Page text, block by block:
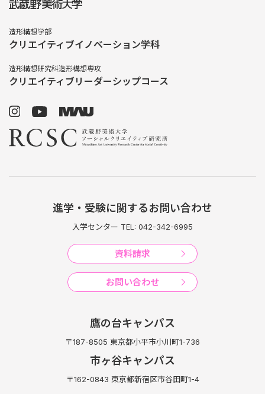
造形構想学部
クリエイティブイノベーション学科
造形構想研究科造形構想専攻
クリエイティブリーダーシップコース
進学・受験に関するお問い合わせ
入学センター TEL: 042-342-6995
資料請求
お問い合わせ
鷹の台キャンパス
〒187-8505 東京都小平市小川町1-736
市ヶ谷キャンパス
〒162-0843 東京都新宿区市谷田町1-4